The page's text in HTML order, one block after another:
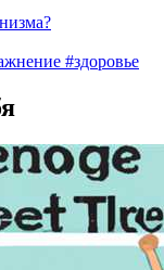
#здоровье